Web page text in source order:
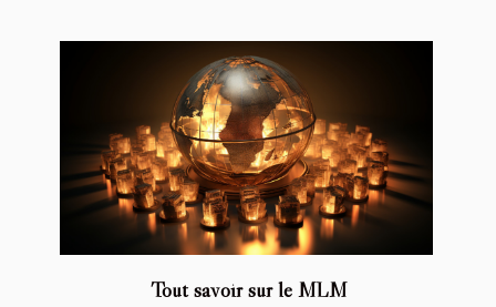
Tout savoir sur le MLM